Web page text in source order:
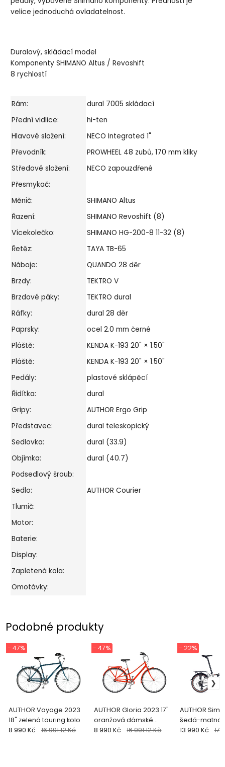
velice jednoduchá ovladatelnost.
Duralový, skládací model
Komponenty SHIMANO Altus / Revoshift
8 rychlostí
Rám:
dural 7005 skládací
Přední vidlice:
hi-ten
Hlavové složení:
NECO Integrated 1"
Převodník:
PROWHEEL 48 zubů, 170 mm kliky
Středové složení:
NECO zapouzdřené
Přesmykač:
Měnič:
SHIMANO Altus
Řazení:
SHIMANO Revoshift (8)
Vícekolečko:
SHIMANO HG-200-8 11-32 (8)
Řetěz:
TAYA TB-65
Náboje:
QUANDO 28 děr
Brzdy:
TEKTRO V
Brzdové páky:
TEKTRO dural
Ráfky:
dural 28 děr
Paprsky:
ocel 2.0 mm černé
Pláště:
KENDA K-193 20" × 1.50"
Pláště:
KENDA K-193 20" × 1.50"
Pedály:
plastové sklápěcí
Řidítka:
dural
Gripy:
AUTHOR Ergo Grip
Představec:
dural teleskopický
Sedlovka:
dural (33.9)
Objímka:
dural (40.7)
Podsedlový šroub:
Sedlo:
AUTHOR Courier
Tlumič:
Motor:
Baterie:
Display:
Zapletená kola:
Omotávky:
Podobné produkty
AUTHOR Voyage 2023
18" zelená touring kolo
- 47%
8 990 Kč 16 991.12 Kč
AUTHOR Gloria 2023 17"
oranžová dámské
touring kolo
- 47%
8 990 Kč 16 991.12 Kč
AUTHOR
šedá-matná
kolo
- 22%
13 990 Kč 17